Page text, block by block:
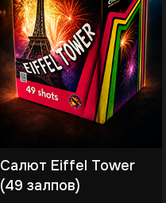
Салют Eiffel Tower
(49 залпов)